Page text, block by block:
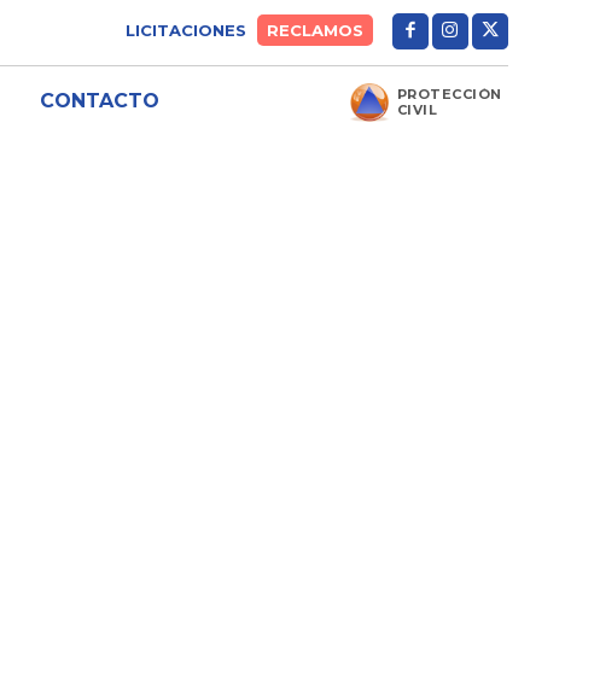
LICITACIONES RECLAMOS
CONTACTO
PROTECCIÓN
CIVIL